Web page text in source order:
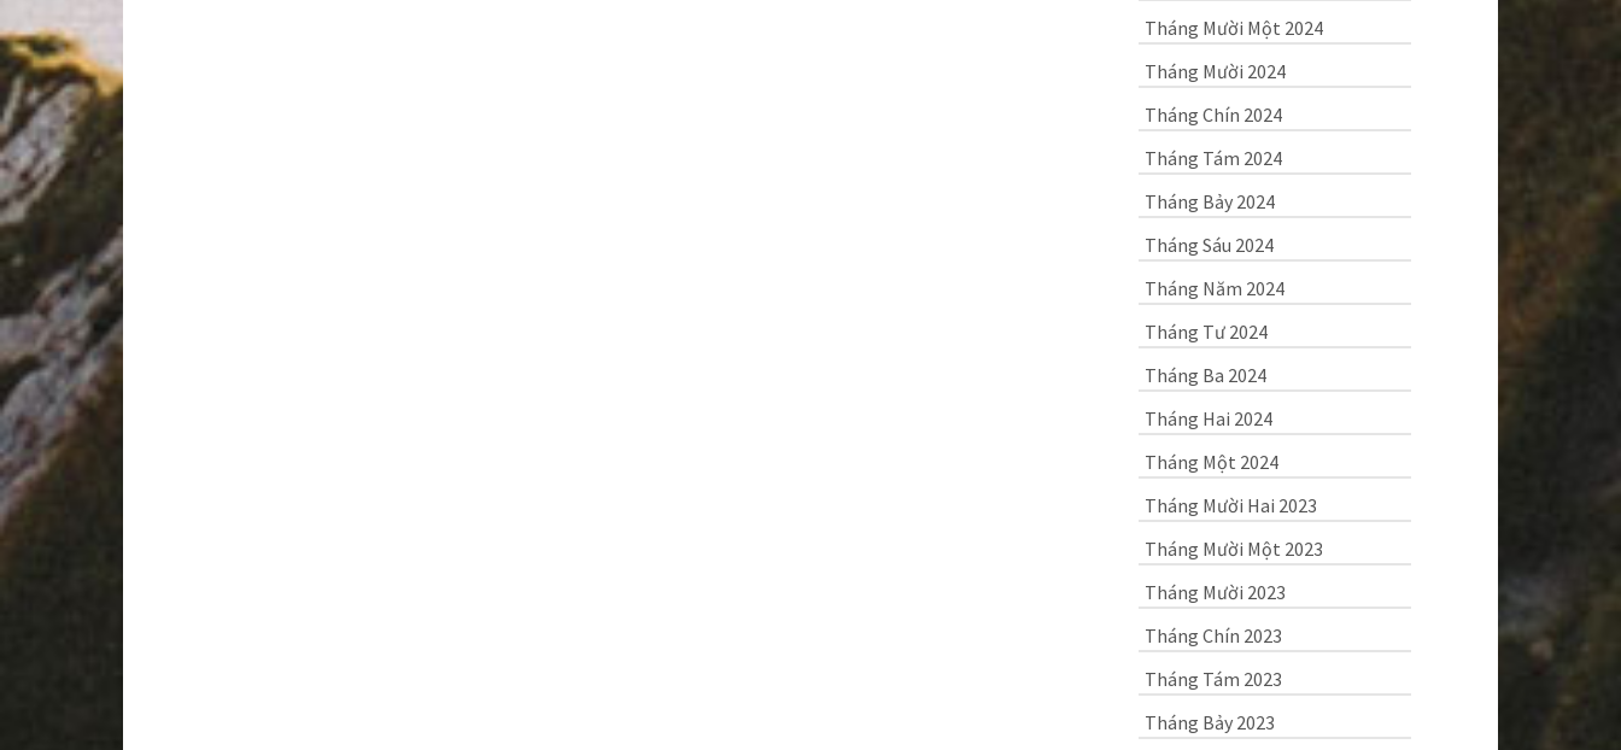
Tháng Mười Một 2024
Tháng Mười 2024
Tháng Chín 2024
Tháng Tám 2024
Tháng Bảy 2024
Tháng Sáu 2024
Tháng Năm 2024
Tháng Tư 2024
Tháng Ba 2024
Tháng Hai 2024
Tháng Một 2024
Tháng Mười Hai 2023
Tháng Mười Một 2023
Tháng Mười 2023
Tháng Chín 2023
Tháng Tám 2023
Tháng Bảy 2023